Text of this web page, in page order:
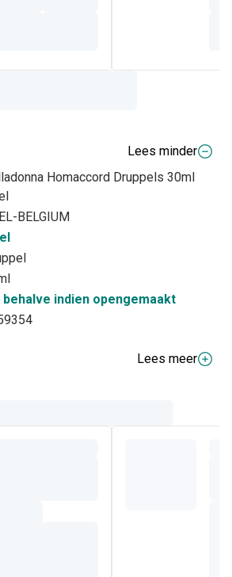
Lees minder
Homaccord Druppels 30ml
BELGIUM
behalve indien opengemaakt
Lees meer
van 1 g druppels zijn:Belladonna